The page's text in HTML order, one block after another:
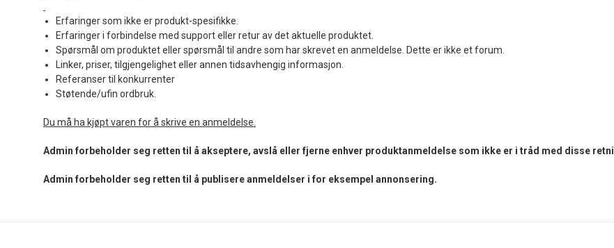
Erfaringer som ikke er produkt-spesifikke.
Erfaringer i forbindelse med support eller retur av det aktuelle produktet.
Spørsmål om produktet eller spørsmål til andre som har skrevet en anmeldelse. Dette er ikke et forum.
Linker, priser, tilgjengelighet eller annen tidsavhengig informasjon.
Referanser til konkurrenter
Støtende/ufin ordbruk.
Du må ha kjøpt varen for å skrive en anmeldelse.
Admin forbeholder seg retten til å akseptere, avslå eller fjerne enhver produktanmeldelse som ikke er i tråd med disse
Admin forbeholder seg retten til å publisere anmeldelser i for eksempel annonsering.